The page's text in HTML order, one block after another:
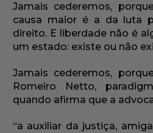
Jamais cederemos,
causa maior é a da luta
direito. E liberdade não é
um estado: existe ou não
Jamais cederemos,
Romeiro Netto,
quando afirma que a
“a auxiliar da justiça,